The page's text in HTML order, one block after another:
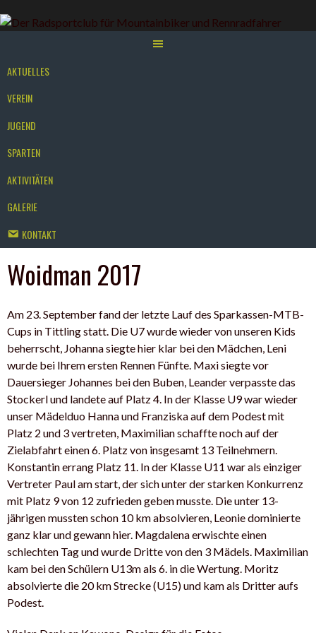
zum
AKTUELLES
VEREIN
JUGEND
SPARTEN
AKTIVITÄTEN
GALERIE
KONTAKT
Woidman 2017
Am 23. September fand der letzte Lauf des Sparkassen-MTB-
Cups in Tittling statt. Die U7 wurde wieder von unseren Kids
beherrscht, Johanna siegte hier klar bei den Mädchen, Leni
wurde bei Ihrem ersten Rennen Fünfte. Maxi siegte vor
Dauersieger Johannes bei den Buben, Leander verpasste das
Stockerl und landete auf Platz 4. In der Klasse U9 war wieder
unser Mädelduo Hanna und Franziska auf dem Podest mit
Platz 2 und 3 vertreten, Maximilian schaffte noch auf der
Zielabfahrt einen 6. Platz von insgesamt 13 Teilnehmern.
Konstantin errang Platz 11. In der Klasse U11 war als einziger
Vertreter Paul am start, der sich unter der starken Konkurrenz
mit Platz 9 von 12 zufrieden geben musste. Die unter 13-
jährigen mussten schon 10 km absolvieren, Leonie dominierte
ganz klar und gewann hier. Magdalena erwischte einen
schlechten Tag und wurde Dritte von den 3 Mädels. Maximilian
kam bei den Schülern U13m als 6. in die Wertung. Moritz
absolvierte die 20 km Strecke (U15) und kam als Dritter aufs
Podest.